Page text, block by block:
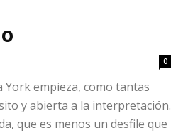
0
York empieza, como tantas
y abierta a la interpretación.
que es menos un desfile que